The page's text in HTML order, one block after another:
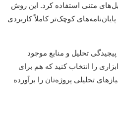
متنی استفاده کرد. این روش
کوچک‌تر کاملاً کاربردی
تحلیل و منابع موجود
را انتخاب کنید که هم برای
تحلیلی پروژه‌تان را برآورده